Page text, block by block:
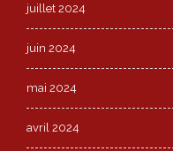
juillet 2024
juin 2024
mai 2024
avril 2024